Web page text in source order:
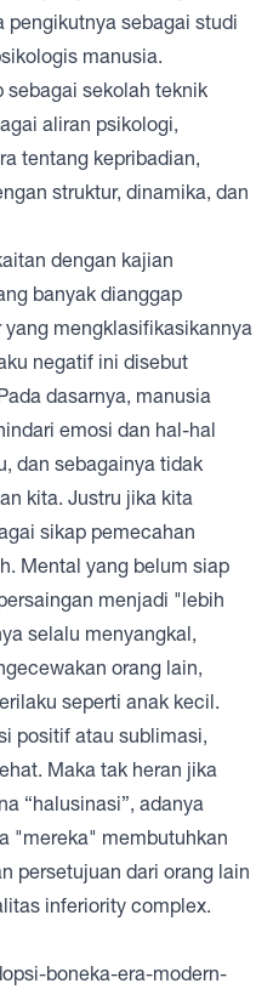
pengikutnya sebagai studi
manusia.
sebagai sekolah teknik
aliran psikologi,
tentang kepribadian,
struktur, dinamika, dan
dengan kajian
banyak dianggap
mengklasifikasikannya
negatif ini disebut
dasarnya, manusia
emosi dan hal-hal
dan sebagainya tidak
kita. Justru jika kita
sikap pemecahan
Mental yang belum siap
menjadi "lebih
selalu menyangkal,
orang lain,
seperti anak kecil.
positif atau sublimasi,
Maka tak heran jika
“halusinasi”, adanya
"mereka" membutuhkan
persetujuan dari orang lain
inferiority complex.
boneka-era-modern-